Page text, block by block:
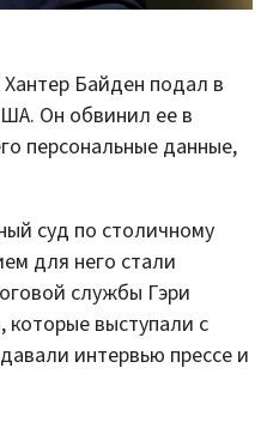
Байден подал в
Он обвинил ее в
персональные данные,
суд по столичному
для него стали
службы Гэри
выступали с
интервью прессе и